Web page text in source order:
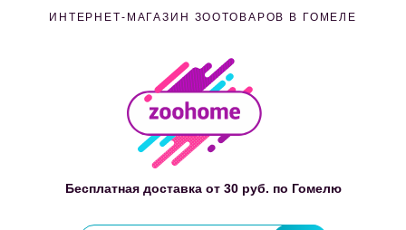
ИНТЕРНЕТ-МАГАЗИН ЗООТОВАРОВ В ГОМЕЛЕ
Бесплатная доставка от 30 руб. по Гомелю